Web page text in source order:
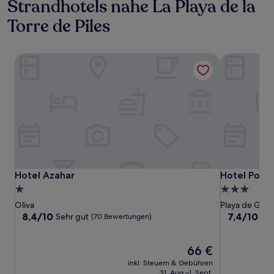
Strandhotels nahe La Playa de la
Torre de Piles
Hotel Azahar
Hotel Azahar
1.0-
Stern-
Unterkunft
Oliva
8.4
8,4/10 Sehr gut (70 Bewertungen)
Der
Preis
beträgt
66 €
inkl. Steuern & Gebühren
Hotel Porto
Hotel Porto
3.0-
Sterne-
Unterkunft
Playa de
7.4
7,4/10